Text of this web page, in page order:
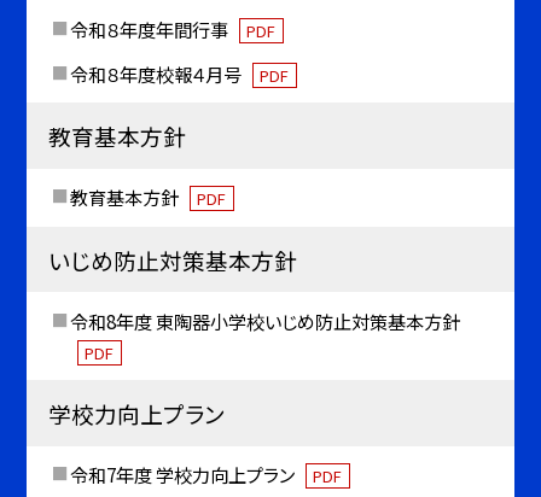
令和８年度年間行事 PDF
令和８年度校報４月号 PDF
教育基本方針
教育基本方針 PDF
いじめ防止対策基本方針
令和8年度 東陶器小学校いじめ防止対策基本方針
PDF
学校力向上プラン
令和7年度 学校力向上プラン PDF